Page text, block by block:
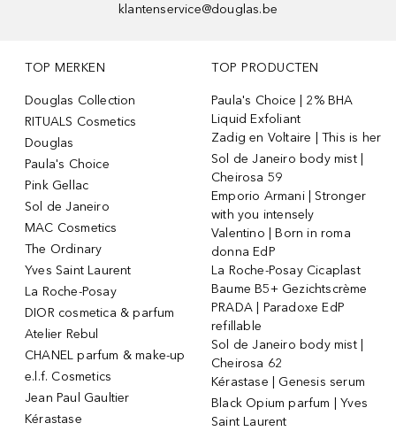
klantenservice@douglas.be
TOP MERKEN
Douglas Collection
RITUALS Cosmetics
Douglas
Paula's Choice
Pink Gellac
Sol de Janeiro
MAC Cosmetics
The Ordinary
Yves Saint Laurent
La Roche-Posay
DIOR cosmetica & parfum
Atelier Rebul
CHANEL parfum & make-up
e.l.f. Cosmetics
Jean Paul Gaultier
Kérastase
TOP PRODUCTEN
Paula's Choice | 2% BHA
Liquid Exfoliant
Zadig en Voltaire | This is her
Sol de Janeiro body mist |
Cheirosa 59
Emporio Armani | Stronger
with you intensely
Valentino | Born in roma
donna EdP
La Roche-Posay Cicaplast
Baume B5+ Gezichtscrème
PRADA | Paradoxe EdP
refillable
Sol de Janeiro body mist |
Cheirosa 62
Kérastase | Genesis serum
Black Opium parfum | Yves
Saint Laurent